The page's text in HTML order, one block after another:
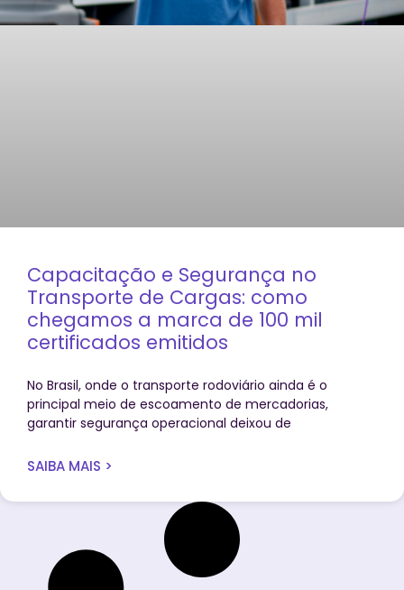
Capacitação e Segurança no
Transporte de Cargas: como
chegamos a marca de 100 mil
certificados emitidos
No Brasil, onde o transporte rodoviário ainda é o
principal meio de escoamento de mercadorias,
garantir segurança operacional deixou de
SAIBA MAIS >